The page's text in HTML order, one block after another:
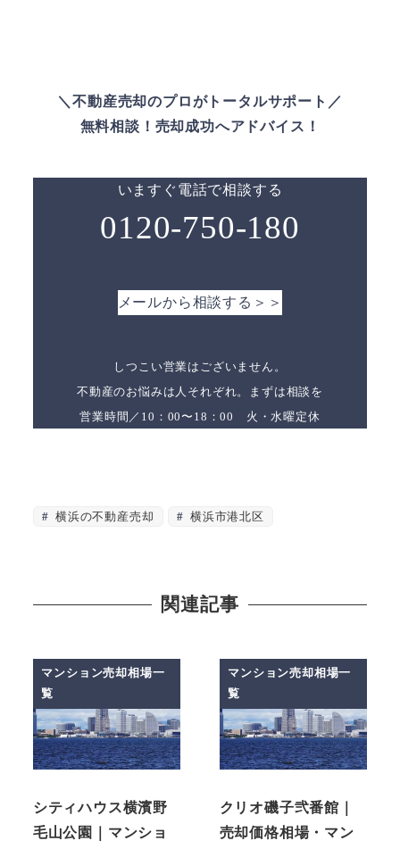
＼不動産売却のプロがトータルサポート／
無料相談！売却成功へアドバイス！
いますぐ電話で相談する
0120-750-180
メールから相談する＞＞
しつこい営業はございません。
不動産のお悩みは人それぞれ。まずは相談を
営業時間／10：00〜18：00 火・水曜定休
横浜の不動産売却 横浜市港北区
関連記事
マンション売却相場一
覧
シティハウス横濱野
毛山公園｜マンショ
マンション売却相場一
覧
クリオ磯子弐番館｜
売却価格相場・マン